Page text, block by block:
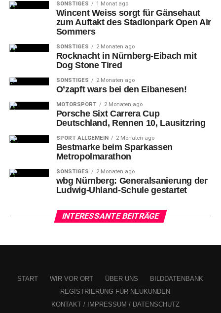
der Kabine, doch die Clubfrauen halten stand und
erhöhen stetig den Druck.
Freiburgs #14 Noreen GÜNNEWIG (li.) klärt vor Nürnbergs #4 Luisa
der 77. Minute ist es dann endlich so weit.
SONSTIGES 1 Monat ago
Wincent Weiss sorgt für Gänsehaut
zum Auftakt des Stadionpark Open Air
Sommers
SONSTIGES 2 Monaten ago
Rocknacht in Nürnberg-Eibach mit
Dog Stone Tired
SONSTIGES 2 Monaten ago
O’zapft wars bei den Eibanesen!
MOTORSPORT 2 Monaten ago
Porsche Sixt Carrera Cup
Deutschland, Rennen 10, Lausitzring
SPORT ALLGEMEIN 2 Monaten ago
Bestmarke beim Sparkassen
Metropolmarathon
SONSTIGES 2 Monaten ago
wbg Nürnberg: Generalsanierung der
Ludwig-Uhland-Schule gestartet
INTERESSANTE BEITRÄGE
START WIR VOR ORT ÜBER UNS
BILDDATENBANK
REGISTRIERUNG FÜR NEUKUNDEN
KONTAKT / IMPRESSUM / DATENSCHUTZ